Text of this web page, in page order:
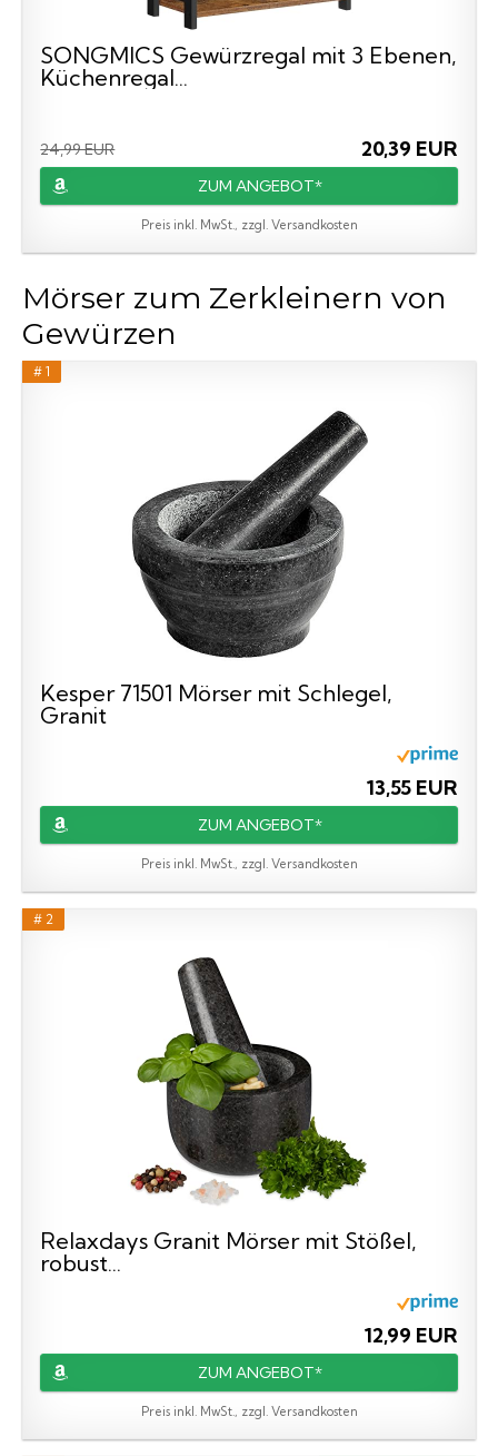
SONGMICS Gewürzregal mit 3 Ebenen,
Küchenregal...
24,99 EUR 20,39 EUR
ZUM ANGEBOT*
Preis inkl. MwSt., zzgl. Versandkosten
Mörser zum Zerkleinern von
Gewürzen
# 1
Kesper 71501 Mörser mit Schlegel,
Granit
13,55 EUR
ZUM ANGEBOT*
Preis inkl. MwSt., zzgl. Versandkosten
# 2
Relaxdays Granit Mörser mit Stößel,
robust...
12,99 EUR
ZUM ANGEBOT*
Preis inkl. MwSt., zzgl. Versandkosten